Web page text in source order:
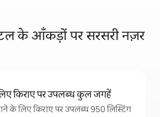
के आँकड़ों पर सरसरी नज़र
किराए पर उपलब्ध कुल जगहें
के लिए किराए पर उपलब्ध 950 लिस्टिंग